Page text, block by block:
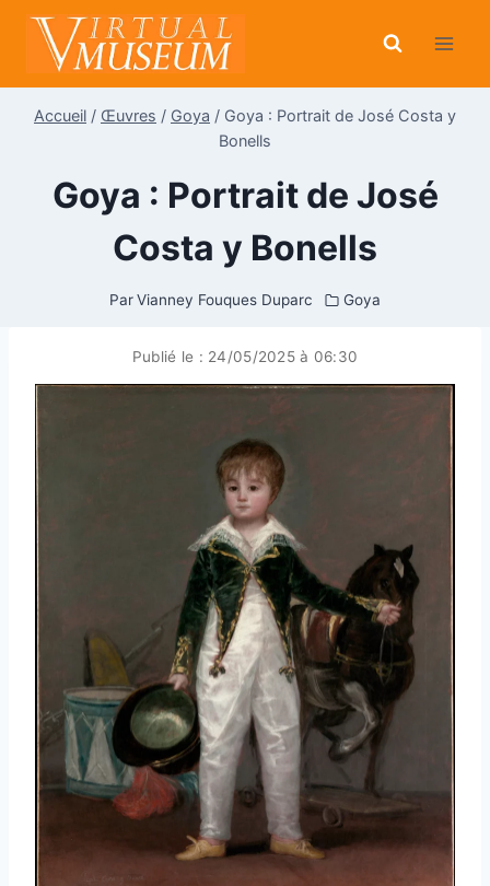
Aller
contenu
Accueil / Œuvres / Goya / Goya : Portrait de José Costa y
Bonells
Goya : Portrait de José
Costa y Bonells
Par Vianney Fouques Duparc Goya
Publié le : 24/05/2025 à 06:30